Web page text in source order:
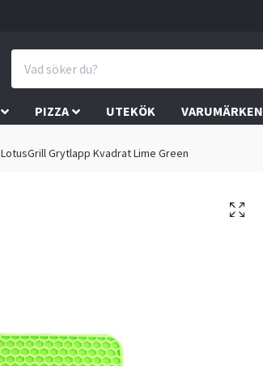
PIZZA UTEKÖK VARUMÄRKEN
LotusGrill Grytlapp Kvadrat Lime Green